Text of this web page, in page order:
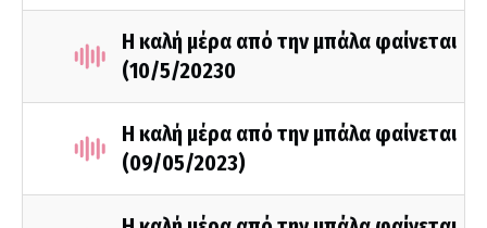
Η καλή μέρα από την μπάλα φαίνεται
(10/5/20230
Η καλή μέρα από την μπάλα φαίνεται
(09/05/2023)